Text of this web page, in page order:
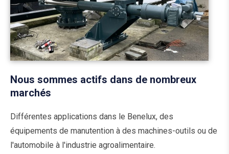
Nous sommes actifs dans de nombreux
marchés
Différentes applications dans le Benelux, des
équipements de manutention à des machines-outils ou de
l'automobile à l'industrie agroalimentaire.